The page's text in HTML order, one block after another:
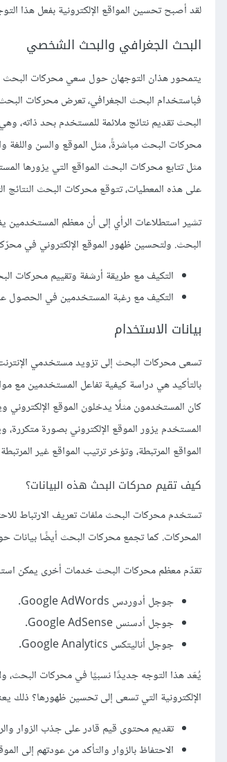
لقد أصبح تحسين المواقع الإلكترونية بفعل هذا
البحث الجغرافي والبحث الشخصي
يتمحور هذان التوجهان حول سعي محركات البحث
فباستخدام البحث الجغرافي، تعرض محركات
البحث تقديم نتائج ملائمة للمستخدم بحد ذاته،
محركات البحث مباشرةً، مثل الموقع والسن واللغة
على هذه المعطيات، تتوقع محركات البحث النتائج
تشير استطلاعات الرأي إلى أن معظم
البحث. ولتحسين ظهور الموقع الإلكتروني في
التكيف مع طريقة أرشفة وتقييم محركات
التكيف مع رغبة المستخدمين في الحصول
بيانات الاستخدام
تسعى محركات البحث إلى تزويد مستخدمي
بالتأكيد هي دراسة كيفية تفاعل المستخدمين مع
كان المستخدمون مثلًا يدخلون الموقع الإلكتروني
المستخدم يزور الموقع الإلكتروني بصورة
المواقع المرتبطة، وتؤخر ترتيب المواقع غير
كيف تقيم محركات البحث هذه البيانات؟
تستخدم محركات البحث ملفات تعريف الارتباط
المحركات. كما تجمع محركات البحث أيضًا بيانات
تقدّم معظم محركات البحث خدمات أخرى يمكن
جوجل أدوردس Google AdWords.
جوجل أدسنس Google AdSense.
جوجل أناليتكس Google Analytics.
يُعَد هذا التوجه جديدًا نسبيًا في محركات البحث،
الإلكترونية التي تسعى إلى تحسين ظهورها؟ ذلك
تقديم محتوى قيم قادر على جذب الزوار
الاحتفاظ بالزوار والتأكد من عودتهم إلى